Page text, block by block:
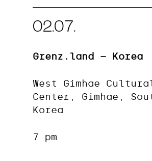
02.07.
Grenz.land – Korea
West Gimhae
Center, Gimhae,
Korea
7 pm